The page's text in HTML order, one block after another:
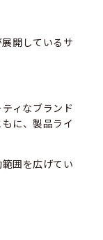
開しているサ
ィなブランド
に、製品ライ
囲を広げてい